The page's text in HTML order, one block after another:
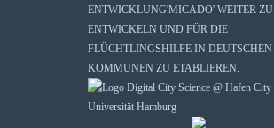
ENTWICKLUNG'MICADO' WEITER ZU
ENTWICKELN UND FÜR DIE
FLÜCHTLINGSHILFE IN DEUTSCHEN
KOMMUNEN ZU ETABLIEREN.